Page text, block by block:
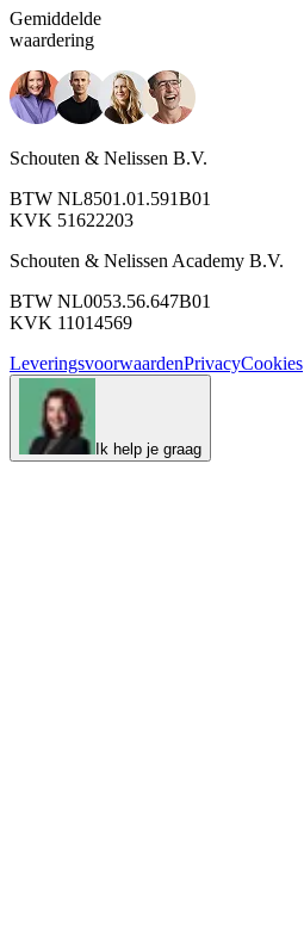
Gemiddelde
waardering
Schouten & Nelissen B.V.
BTW NL8501.01.591B01
KVK 51622203
Schouten & Nelissen Academy B.V.
BTW NL0053.56.647B01
KVK 11014569
LeveringsvoorwaardenPrivacyCookies
Ik help je graag